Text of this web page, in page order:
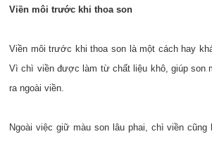
Viền môi trước khi thoa son
Viền môi trước khi thoa son là một cách hay
Vì chì viền được làm từ chất liệu khô, giúp son
ra ngoài viền.
Ngoài việc giữ màu son lâu phai, chì viền cũng